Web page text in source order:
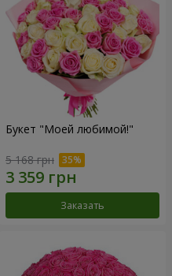
Букет "Моей любимой!"
5 168 грн
Заказать